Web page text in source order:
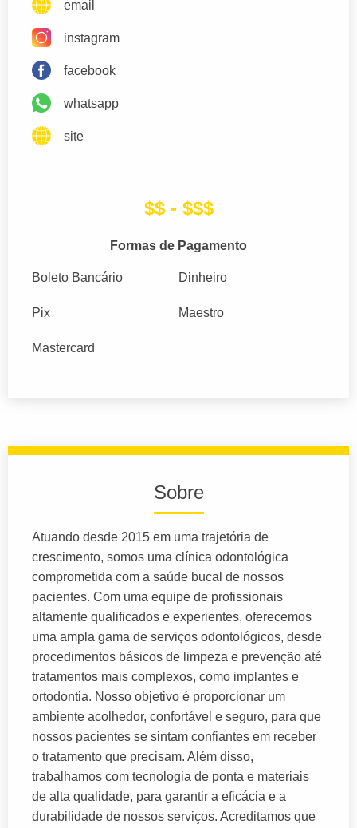
email
instagram
facebook
whatsapp
site
$$ - $$$
Formas de Pagamento
Boleto Bancário Dinheiro
Pix Maestro
Mastercard
Sobre
Atuando desde 2015 em uma trajetória de
crescimento, somos uma clínica odontológica
comprometida com a saúde bucal de nossos
pacientes. Com uma equipe de profissionais
altamente qualificados e experientes, oferecemos
uma ampla gama de serviços odontológicos, desde
procedimentos básicos de limpeza e prevenção até
tratamentos mais complexos, como implantes e
ortodontia. Nosso objetivo é proporcionar um
ambiente acolhedor, confortável e seguro, para que
nossos pacientes se sintam confiantes em receber
o tratamento que precisam. Além disso,
trabalhamos com tecnologia de ponta e materiais
de alta qualidade, para garantir a eficácia e a
durabilidade de nossos serviços. Acreditamos que